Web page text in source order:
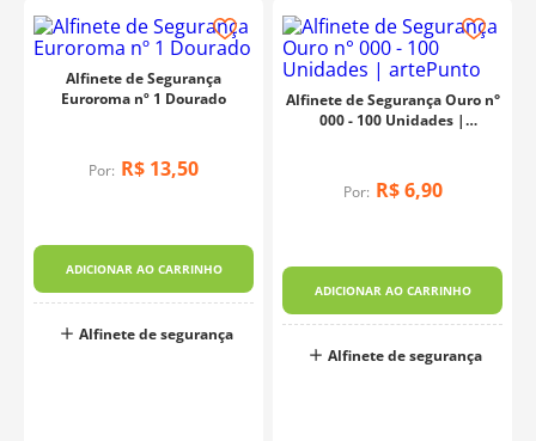
Alfinete de Segurança
Euroroma nº 1 Dourado
Por: R$ 13,50
ADICIONAR AO CARRINHO
Alfinete de segurança
Alfinete de Segurança Ouro n°
000 - 100 Unidades |
Por: R$ 6,90
ADICIONAR AO CARRINHO
Alfinete de segurança